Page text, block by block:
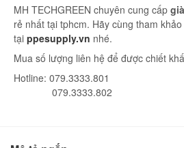
MH TECHGREEN chuyên cung cấp
rẻ nhất tại tphcm. Hãy cùng tham
tại ppesupply.vn nhé.
Mua số lượng liên hệ để được chiết
Hotline: 079.3333.801
079.3333.802